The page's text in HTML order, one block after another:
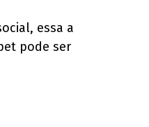
essa a
pode ser